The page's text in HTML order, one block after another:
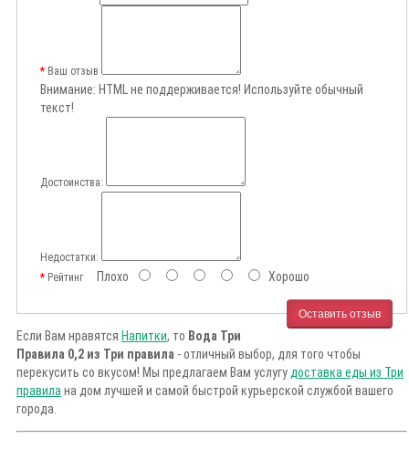
Ваш отзыв
Внимание: HTML не поддерживается! Используйте обычный
текст!
Достоинства:
Недостатки:
РейтингПлохо Хорошо
Оставить отзыв
Если Вам нравятся Напитки, то Вода Три
Правила 0,2 из Три правила - отличный выбор, для того чтобы
перекусить со вкусом! Мы предлагаем Вам услугу доставка еды из Три
правила на дом лучшей и самой быстрой курьерской службой вашего
города.